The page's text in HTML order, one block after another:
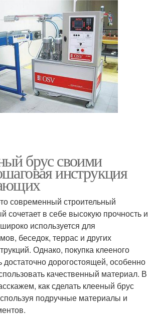
брус своими
инструкция
современный строительный
сочетает в себе высокую прочность и
используется для
беседок, террас и других
Однако, покупка клееного
достаточно дорогостоящей, особенно
качественный материал. В
как сделать клееный брус
подручные материалы и